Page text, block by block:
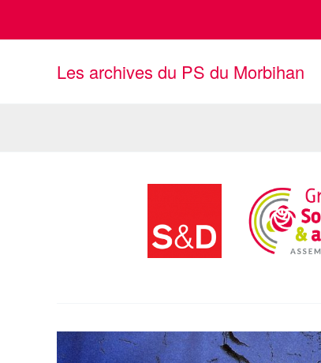
contenu
Les archives du PS du Morbihan